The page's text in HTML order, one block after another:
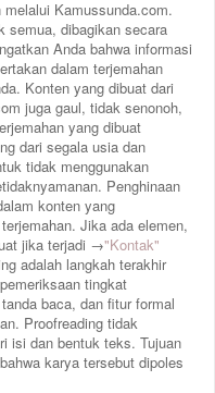
Kamussunda.com.
semua, dibagikan secara
Anda bahwa informasi
dalam terjemahan
Konten yang dibuat dari
juga gaul, tidak senonoh,
yang dibuat
dari segala usia dan
tidak menggunakan
Penghinaan
konten yang
Jika ada elemen,
jika terjadi →"Kontak"
adalah langkah terakhir
tingkat
baca, dan fitur formal
Proofreading tidak
isi dan bentuk teks. Tujuan
karya tersebut dipoles